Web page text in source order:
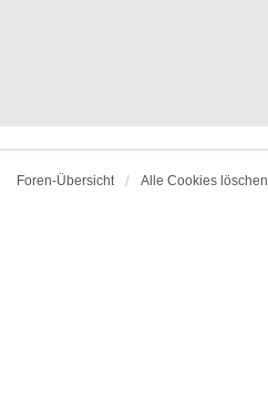
Foren-Übersicht Alle Cookies löschen